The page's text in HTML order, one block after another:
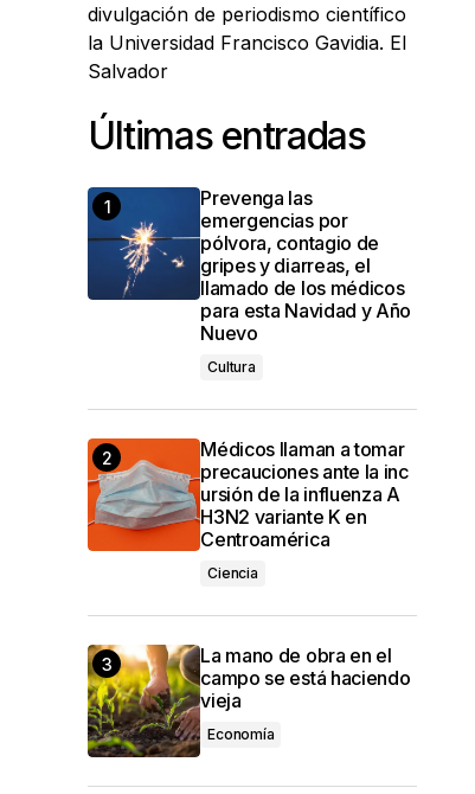
divulgación de periodismo científico
la Universidad Francisco Gavidia. El
Salvador
Últimas entradas
Prevenga las
emergencias por
pólvora, contagio de
gripes y diarreas, el
llamado de los médicos
para esta Navidad y Año
Nuevo
Cultura
Médicos llaman a tomar
precauciones ante la inc
ursión de la influenza A
H3N2 variante K en
Centroamérica
Ciencia
La mano de obra en el
campo se está haciendo
vieja
Economía